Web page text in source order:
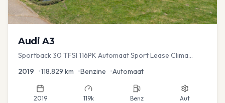
Audi A3
Sportback 30 TFSI 116PK Automaat Sport Lease Clima
2019 •118.829 km •Benzine •Automaat
2019 119k Benz Aut